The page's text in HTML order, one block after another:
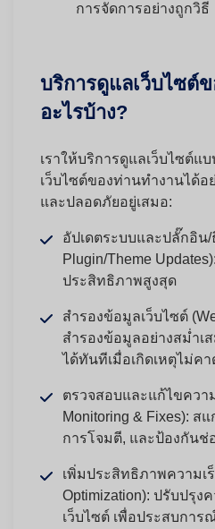
การจัดการอย่างถูกวิธี
บริการดูแลเว็บไซต์
อะไรบ้าง?
เราให้บริการดูแลเว็บไซต์แ
เว็บไซต์ของท่านทำงานได้อ
และปลอดภัยอยู่เสมอ:
อัปเดตระบบและปลั๊กอิน/
Plugin/Theme Updates):
ประสิทธิภาพสูงสุด
สำรองข้อมูลเว็บไซต์
สำรองข้อมูลอย่างสม่ำเ
ได้ทันทีเมื่อเกิดเหตุไม่ค
ตรวจสอบและแก้ไขควา
Monitoring & Fixes): สแ
การโจมตี, และป้องกันช่
เพิ่มประสิทธิภาพความเ
Optimization): ปรับปรุง
เว็บไซต์ เพื่อประสบกา